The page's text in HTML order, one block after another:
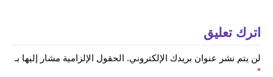
اترك تعليق
لن يتم نشر عنوان بريدك الإلكتروني. الحقول الإلزامية مشار إليها بـ
*